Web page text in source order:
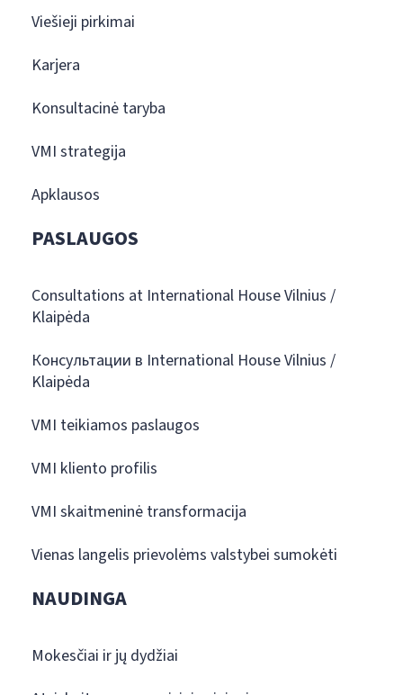
Viešieji pirkimai
Karjera
Konsultacinė taryba
VMI strategija
Apklausos
PASLAUGOS
Consultations at International House Vilnius /
Klaipėda
Консультации в International House Vilnius /
Klaipėda
VMI teikiamos paslaugos
VMI kliento profilis
VMI skaitmeninė transformacija
Vienas langelis prievolėms valstybei sumokėti
NAUDINGA
Mokesčiai ir jų dydžiai